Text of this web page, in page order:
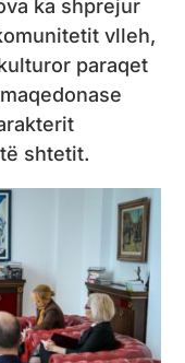
ka shprejur
vlleh,
paraqet
shtetit.